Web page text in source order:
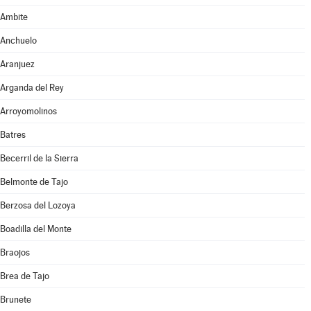
Ambite
Anchuelo
Aranjuez
Arganda del Rey
Arroyomolinos
Batres
Becerril de la Sierra
Belmonte de Tajo
Berzosa del Lozoya
Boadilla del Monte
Braojos
Brea de Tajo
Brunete